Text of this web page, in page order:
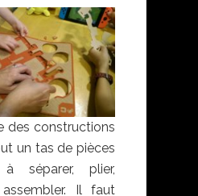
des constructions
un tas de pièces
séparer, plier,
Il faut